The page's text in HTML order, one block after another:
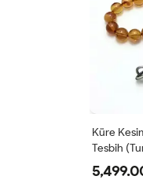
Küre
Tesbih